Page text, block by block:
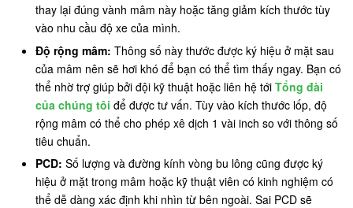
thay lại đúng vành mâm này hoặc tăng giảm kích thước tùy
vào nhu cầu độ xe của mình.
Độ rộng mâm: Thông số này thước được ký hiệu ở mặt sau
của mâm nên sẽ hơi khó để bạn có thể tìm thấy ngay. Bạn có
thể nhờ trợ giúp bởi đội kỹ thuật hoặc liên hệ tới Tổng đài
của chúng tôi để được tư vấn. Tùy vào kích thước lốp, độ
rộng mâm có thể cho phép xê dịch 1 vài inch so với thông số
tiêu chuẩn.
PCD: Số lượng và đường kính vòng bu lông cũng được ký
hiệu ở mặt trong mâm hoặc kỹ thuật viên có kinh nghiệm có
thể dễ dàng xác định khi nhìn từ bên ngoài. Sai PCD sẽ